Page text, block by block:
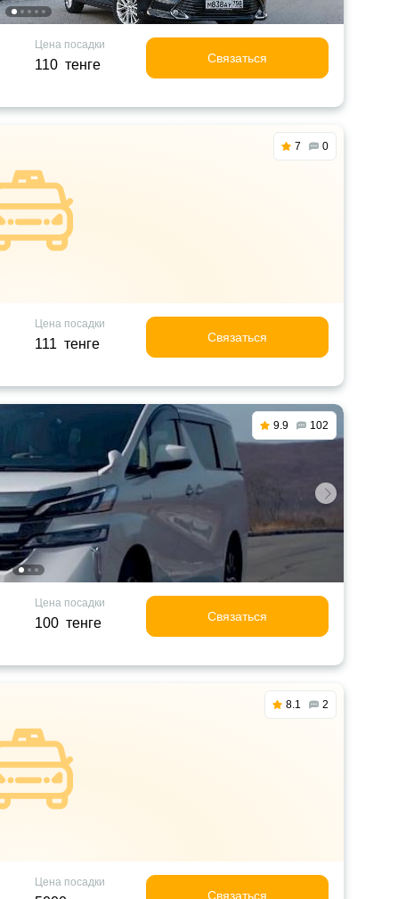
Цена посадки
110 тенге Связаться
7 0
Цена посадки
111 тенге Связаться
9.9 102
Цена посадки
100 тенге Связаться
8.1 2
Цена посадки
Связаться